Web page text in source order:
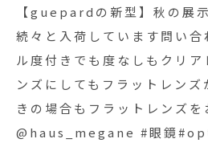
#guepard #guépard #ギュ
【guepardの新型】秋の展
続々と入荷しています問い合
ル度付きでも度なしもクリ
ンズにしてもフラットレン
きの場合もフラットレンズ
@haus_megane #眼鏡